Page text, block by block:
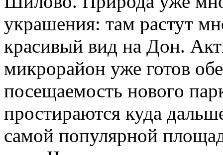
украшения: там растут
красивый вид на Дон.
микрорайон уже готов
посещаемость нового
простираются куда
самой популярной